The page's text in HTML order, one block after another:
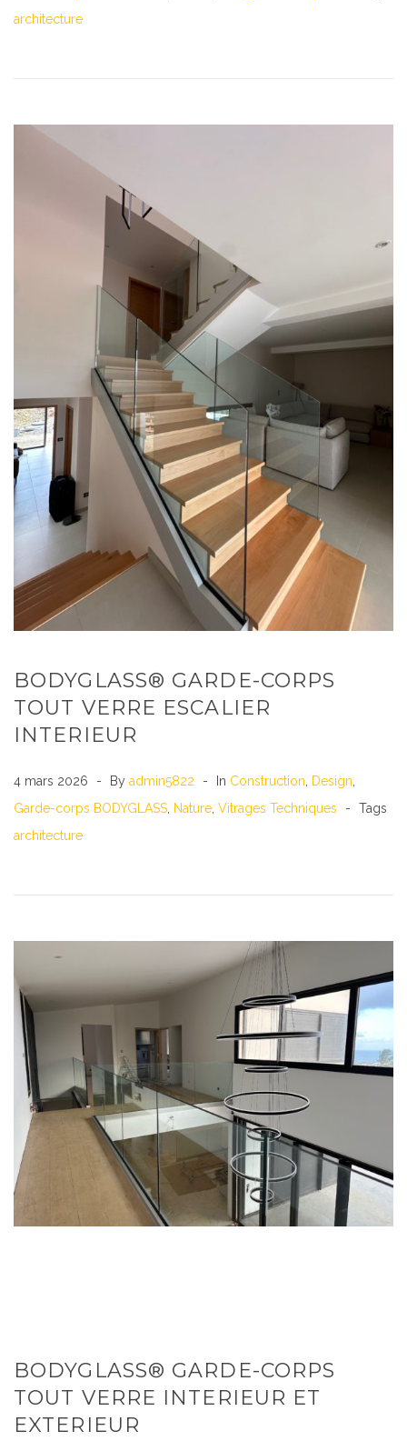
architecture
BODYGLASS® GARDE-CORPS
TOUT VERRE ESCALIER
INTERIEUR
4 mars 2026 By admin5822 In Construction, Design,
Garde-corps BODYGLASS, Nature, Vitrages Techniques
Tags
architecture
BODYGLASS® GARDE-CORPS
TOUT VERRE INTERIEUR ET
EXTERIEUR